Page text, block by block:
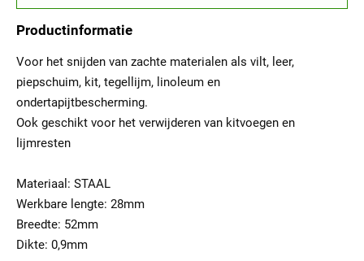
Productinformatie
Voor het snijden van zachte materialen als vilt, leer,
piepschuim, kit, tegellijm, linoleum en
ondertapijtbescherming.
Ook geschikt voor het verwijderen van kitvoegen en
lijmresten
Materiaal: STAAL
Werkbare lengte: 28mm
Breedte: 52mm
Dikte: 0,9mm